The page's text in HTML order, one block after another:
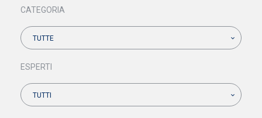
CATEGORIA
TUTTE
ESPERTI
TUTTI